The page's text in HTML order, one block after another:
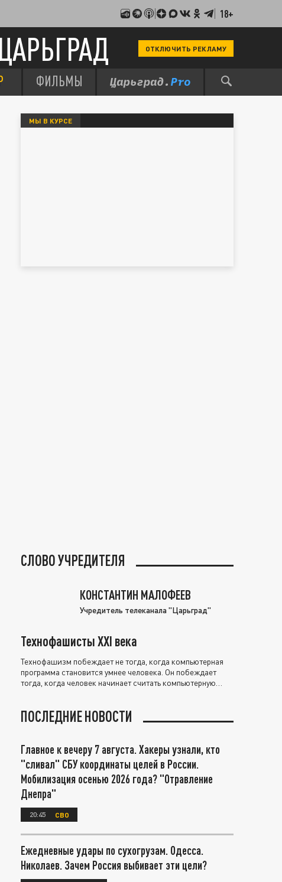
18+
ЦАРЬГРАД ОТКЛЮЧИТЬ РЕКЛАМУ
ФИЛЬМЫ
МЫ В КУРСЕ
СЛОВО УЧРЕДИТЕЛЯ
КОНСТАНТИН МАЛОФЕЕВ
Учредитель телеканала "Царьград"
Технофашисты XXI века
Технофашизм побеждает не тогда, когда компьютерная
программа становится умнее человека. Он побеждает
тогда, когда человек начинает считать компьютерную
ПОСЛЕДНИЕ НОВОСТИ
Главное к вечеру 7 августа. Хакеры узнали, кто
"сливал" СБУ координаты целей в России.
Мобилизация осенью 2026 года? "Отравление
Днепра"
20:45 СВО
Ежедневные удары по сухогрузам. Одесса.
Николаев. Зачем Россия выбивает эти цели?